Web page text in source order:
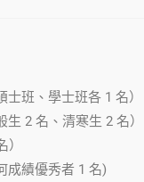
班、學士班各 1 名）
2 名、清寒生 2 名）
成績優秀者 1 名)